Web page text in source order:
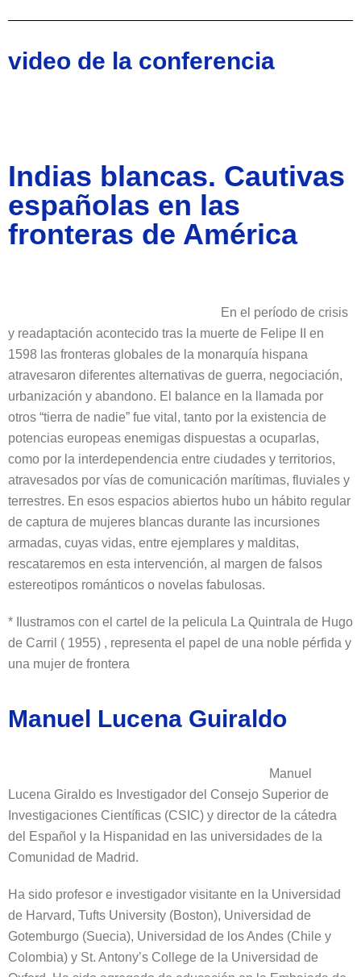
video de la conferencia
Indias blancas. Cautivas
españolas en las
fronteras de América
En el período de crisis
y readaptación acontecido tras la muerte de Felipe II en
1598 las fronteras globales de la monarquía hispana
atravesaron diferentes alternativas de guerra, negociación,
urbanización y abandono. El balance en la llamada por
otros “tierra de nadie” fue vital, tanto por la existencia de
potencias europeas enemigas dispuestas a ocuparlas,
como por la interdependencia entre ciudades y territorios,
atravesados por vías de comunicación marítimas, fluviales y
terrestres. En esos espacios abiertos hubo un hábito regular
de captura de mujeres blancas durante las incursiones
armadas, cuyas vidas, entre ejemplares y malditas,
rescataremos en esta intervención, al margen de falsos
estereotipos románticos o novelas fabulosas.
* Ilustramos con el cartel de la pelicula La Quintrala de Hugo
de Carril ( 1955) , representa el papel de una noble pérfida y
una mujer de frontera
Manuel Lucena Guiraldo
Manuel
Lucena Giraldo es Investigador del Consejo Superior de
Investigaciones Científicas (CSIC) y director de la cátedra
del Español y la Hispanidad en las universidades de la
Comunidad de Madrid.
Ha sido profesor e investigador visitante en la Universidad
de Harvard, Tufts University (Boston), Universidad de
Gotemburgo (Suecia), Universidad de los Andes (Chile y
Colombia) y St. Antony’s College de la Universidad de